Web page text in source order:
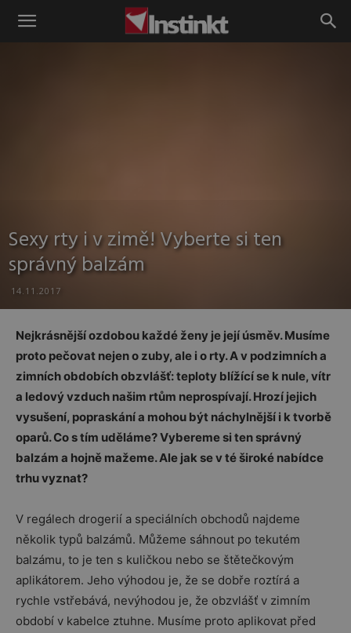
Instinkt
Sexy rty i v zimě! Vyberte si ten
správný balzám
14.11.2017
Nejkrásnější ozdobou každé ženy je její úsměv. Musíme
proto pečovat nejen o zuby, ale i o rty. A v podzimních a
zimních obdobích obzvlášť: teploty blížící se k nule, vítr
a ledový vzduch našim rtům neprospívají. Hrozí jejich
vysušení, popraskání a mohou být náchylnější i k tvorbě
oparů. Co s tím uděláme? Vybereme si ten správný
balzám a hojně mažeme. Ale jak se v té široké nabídce
trhu vyznat?
V regálech drogerií a speciálních obchodů najdeme
několik typů balzámů. Můžeme sáhnout po tekutém
balzámu, to je ten s kuličkou nebo se štětečkovým
aplikátorem. Jeho výhodou je, že se dobře roztírá a
rychle vstřebává, nevýhodou je, že obzvlášť v zimním
období v kabelce ztuhne. Musíme proto aplikovat před